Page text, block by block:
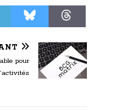
pour